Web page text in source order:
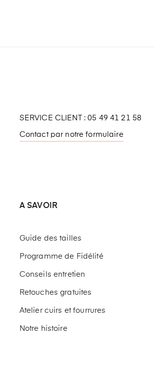
SERVICE CLIENT : 05 49 41 21 58
Contact par notre formulaire
A SAVOIR
Guide des tailles
Programme de Fidélité
Conseils entretien
Retouches gratuites
Atelier cuirs et fourrures
Notre histoire